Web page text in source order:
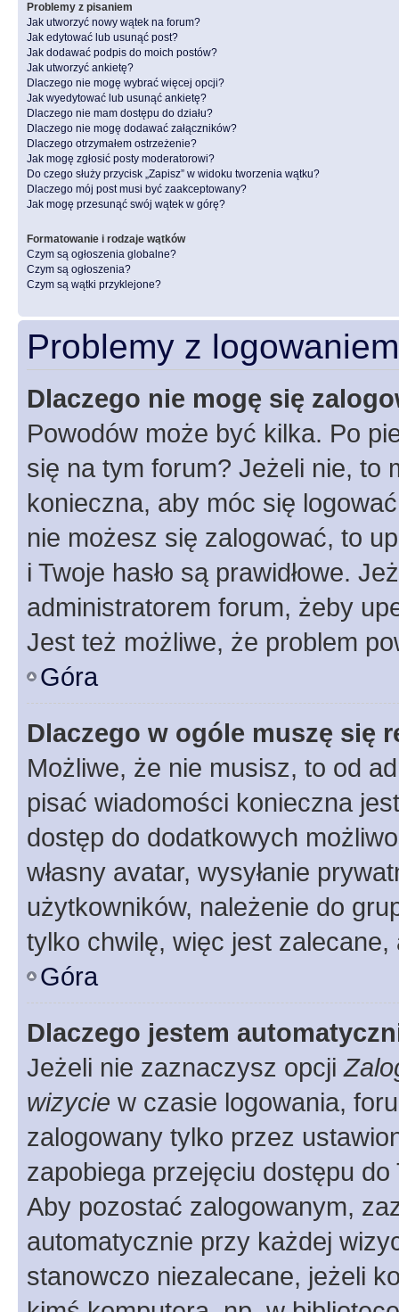
Problemy z pisaniem
Jak utworzyć nowy wątek na forum?
Jak edytować lub usunąć post?
Jak dodawać podpis do moich postów?
Jak utworzyć ankietę?
Dlaczego nie mogę wybrać więcej opcji?
Jak wyedytować lub usunąć ankietę?
Dlaczego nie mam dostępu do działu?
Dlaczego nie mogę dodawać załączników?
Dlaczego otrzymałem ostrzeżenie?
Jak mogę zgłosić posty moderatorowi?
Do czego służy przycisk „Zapisz” w widoku tworzenia wątku?
Dlaczego mój post musi być zaakceptowany?
Jak mogę przesunąć swój wątek w górę?
Formatowanie i rodzaje wątków
Czym są ogłoszenia globalne?
Czym są ogłoszenia?
Czym są wątki przyklejone?
Problemy z
Dlaczego nie mogę się
Powodów może być kilka. Po
się na tym forum? Jeżeli nie, to
konieczna, aby móc się
nie możesz się zalogować, to
i Twoje hasło są prawidłowe.
administratorem forum, żeby
Jest też możliwe, że problem
Góra
Dlaczego w ogóle muszę się
Możliwe, że nie musisz, to od
pisać wiadomości konieczna
dostęp do dodatkowych
własny avatar, wysyłanie
użytkowników, należenie do
tylko chwilę, więc jest zalecane,
Góra
Dlaczego jestem
Jeżeli nie zaznaczysz opcji
wizycie w czasie logowania,
zalogowany tylko przez
zapobiega przejęciu dostępu
Aby pozostać zalogowanym,
automatycznie przy każdej
stanowczo niezalecane, jeżeli